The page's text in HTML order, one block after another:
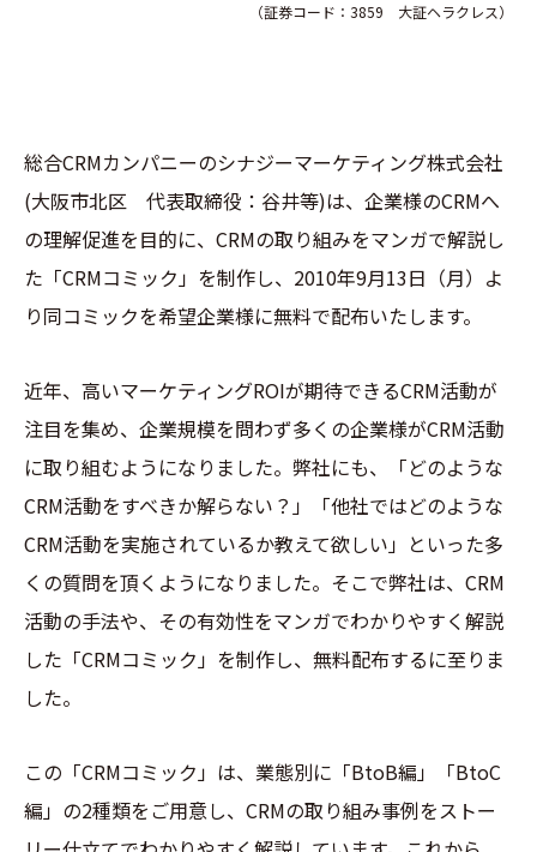
（証券コード：3859 大証ヘラクレス）
総合CRMカンパニーのシナジーマーケティング株式会社
(大阪市北区 代表取締役：谷井等)は、企業様のCRMへ
の理解促進を目的に、CRMの取り組みをマンガで解説し
た「CRMコミック」を制作し、2010年9月13日（月）よ
り同コミックを希望企業様に無料で配布いたします。
近年、高いマーケティングROIが期待できるCRM活動が
注目を集め、企業規模を問わず多くの企業様がCRM活動
に取り組むようになりました。弊社にも、「どのような
CRM活動をすべきか解らない？」「他社ではどのような
CRM活動を実施されているか教えて欲しい」といった多
くの質問を頂くようになりました。そこで弊社は、CRM
活動の手法や、その有効性をマンガでわかりやすく解説
した「CRMコミック」を制作し、無料配布するに至りま
した。
この「CRMコミック」は、業態別に「BtoB編」「BtoC
編」の2種類をご用意し、CRMの取り組み事例をストー